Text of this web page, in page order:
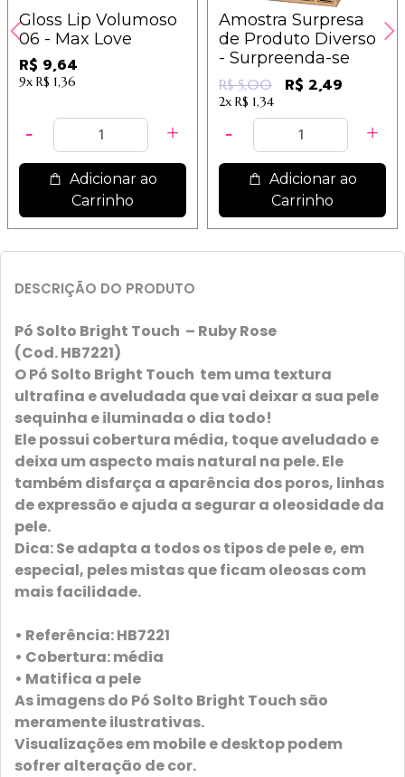
Gloss Lip Volumoso
06 - Max Love
R$ 9,64
9x R$ 1,36
Adicionar ao
Carrinho
Amostra Surpresa
de Produto Diverso
- Surpreenda-se
R$ 5,00 R$ 2,49
2x R$ 1,34
Adicionar ao
Carrinho
DESCRIÇÃO DO PRODUTO
Pó Solto Bright Touch – Ruby Rose
(Cod. HB7221)
O Pó Solto Bright Touch tem uma textura
ultrafina e aveludada que vai deixar a sua pele
sequinha e iluminada o dia todo!
Ele possui cobertura média, toque aveludado e
deixa um aspecto mais natural na pele. Ele
também disfarça a aparência dos poros, linhas
de expressão e ajuda a segurar a oleosidade da
pele.
Dica: Se adapta a todos os tipos de pele e, em
especial, peles mistas que ficam oleosas com
mais facilidade.
• Referência:HB7221
• Cobertura:média
• Matifica a pele
As imagens do Pó Solto Bright Touch são
meramente ilustrativas.
Visualizações em mobile e desktop podem
sofrer alteração de cor.